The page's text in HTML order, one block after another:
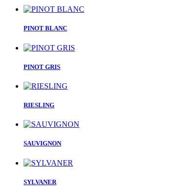
PINOT BLANC
PINOT GRIS
RIESLING
SAUVIGNON
SYLVANER